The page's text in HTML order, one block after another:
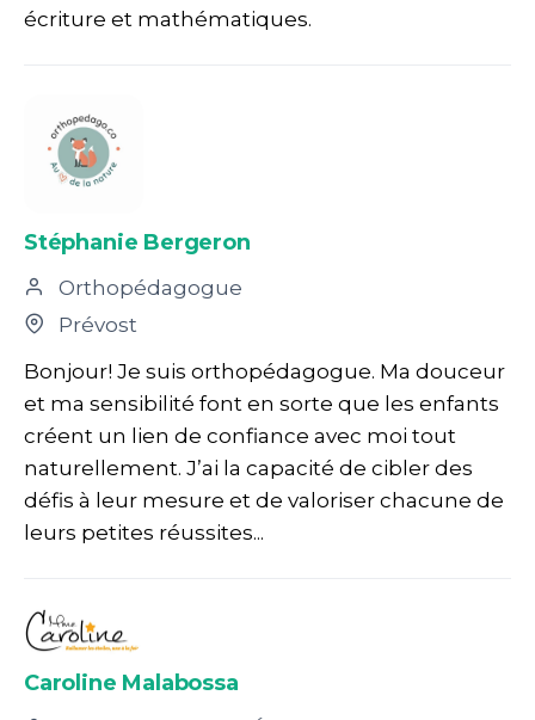
écriture et mathématiques.
Stéphanie Bergeron
Orthopédagogue
Prévost
Bonjour! Je suis orthopédagogue. Ma douceur
et ma sensibilité font en sorte que les enfants
créent un lien de confiance avec moi tout
naturellement. J’ai la capacité de cibler des
défis à leur mesure et de valoriser chacune de
leurs petites réussites...
Caroline Malabossa